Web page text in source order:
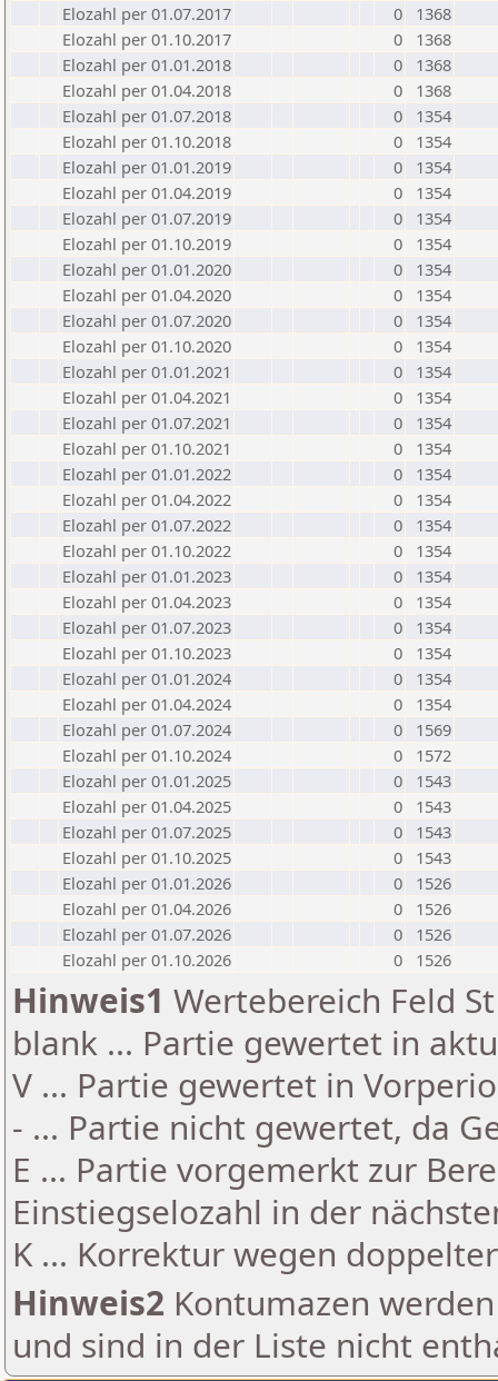
Elozahl per 01.07.2017
0
1368
Elozahl per 01.10.2017
0
1368
Elozahl per 01.01.2018
0
1368
Elozahl per 01.04.2018
0
1368
Elozahl per 01.07.2018
0
1354
Elozahl per 01.10.2018
0
1354
Elozahl per 01.01.2019
0
1354
Elozahl per 01.04.2019
0
1354
Elozahl per 01.07.2019
0
1354
Elozahl per 01.10.2019
0
1354
Elozahl per 01.01.2020
0
1354
Elozahl per 01.04.2020
0
1354
Elozahl per 01.07.2020
0
1354
Elozahl per 01.10.2020
0
1354
Elozahl per 01.01.2021
0
1354
Elozahl per 01.04.2021
0
1354
Elozahl per 01.07.2021
0
1354
Elozahl per 01.10.2021
0
1354
Elozahl per 01.01.2022
0
1354
Elozahl per 01.04.2022
0
1354
Elozahl per 01.07.2022
0
1354
Elozahl per 01.10.2022
0
1354
Elozahl per 01.01.2023
0
1354
Elozahl per 01.04.2023
0
1354
Elozahl per 01.07.2023
0
1354
Elozahl per 01.10.2023
0
1354
Elozahl per 01.01.2024
0
1354
Elozahl per 01.04.2024
0
1354
Elozahl per 01.07.2024
0
1569
Elozahl per 01.10.2024
0
1572
Elozahl per 01.01.2025
0
1543
Elozahl per 01.04.2025
0
1543
Elozahl per 01.07.2025
0
1543
Elozahl per 01.10.2025
0
1543
Elozahl per 01.01.2026
0
1526
Elozahl per 01.04.2026
0
1526
Elozahl per 01.07.2026
0
1526
Elozahl per 01.10.2026
0 1526
Hinweis1 Wertebereich Feld
blank ... Partie gewertet in
V ... Partie gewertet in
- ... Partie nicht gewertet, da
E ... Partie vorgemerkt zur
Einstiegselozahl in der
K ... Korrektur wegen
Hinweis2 Kontumazen
und sind in der Liste nicht